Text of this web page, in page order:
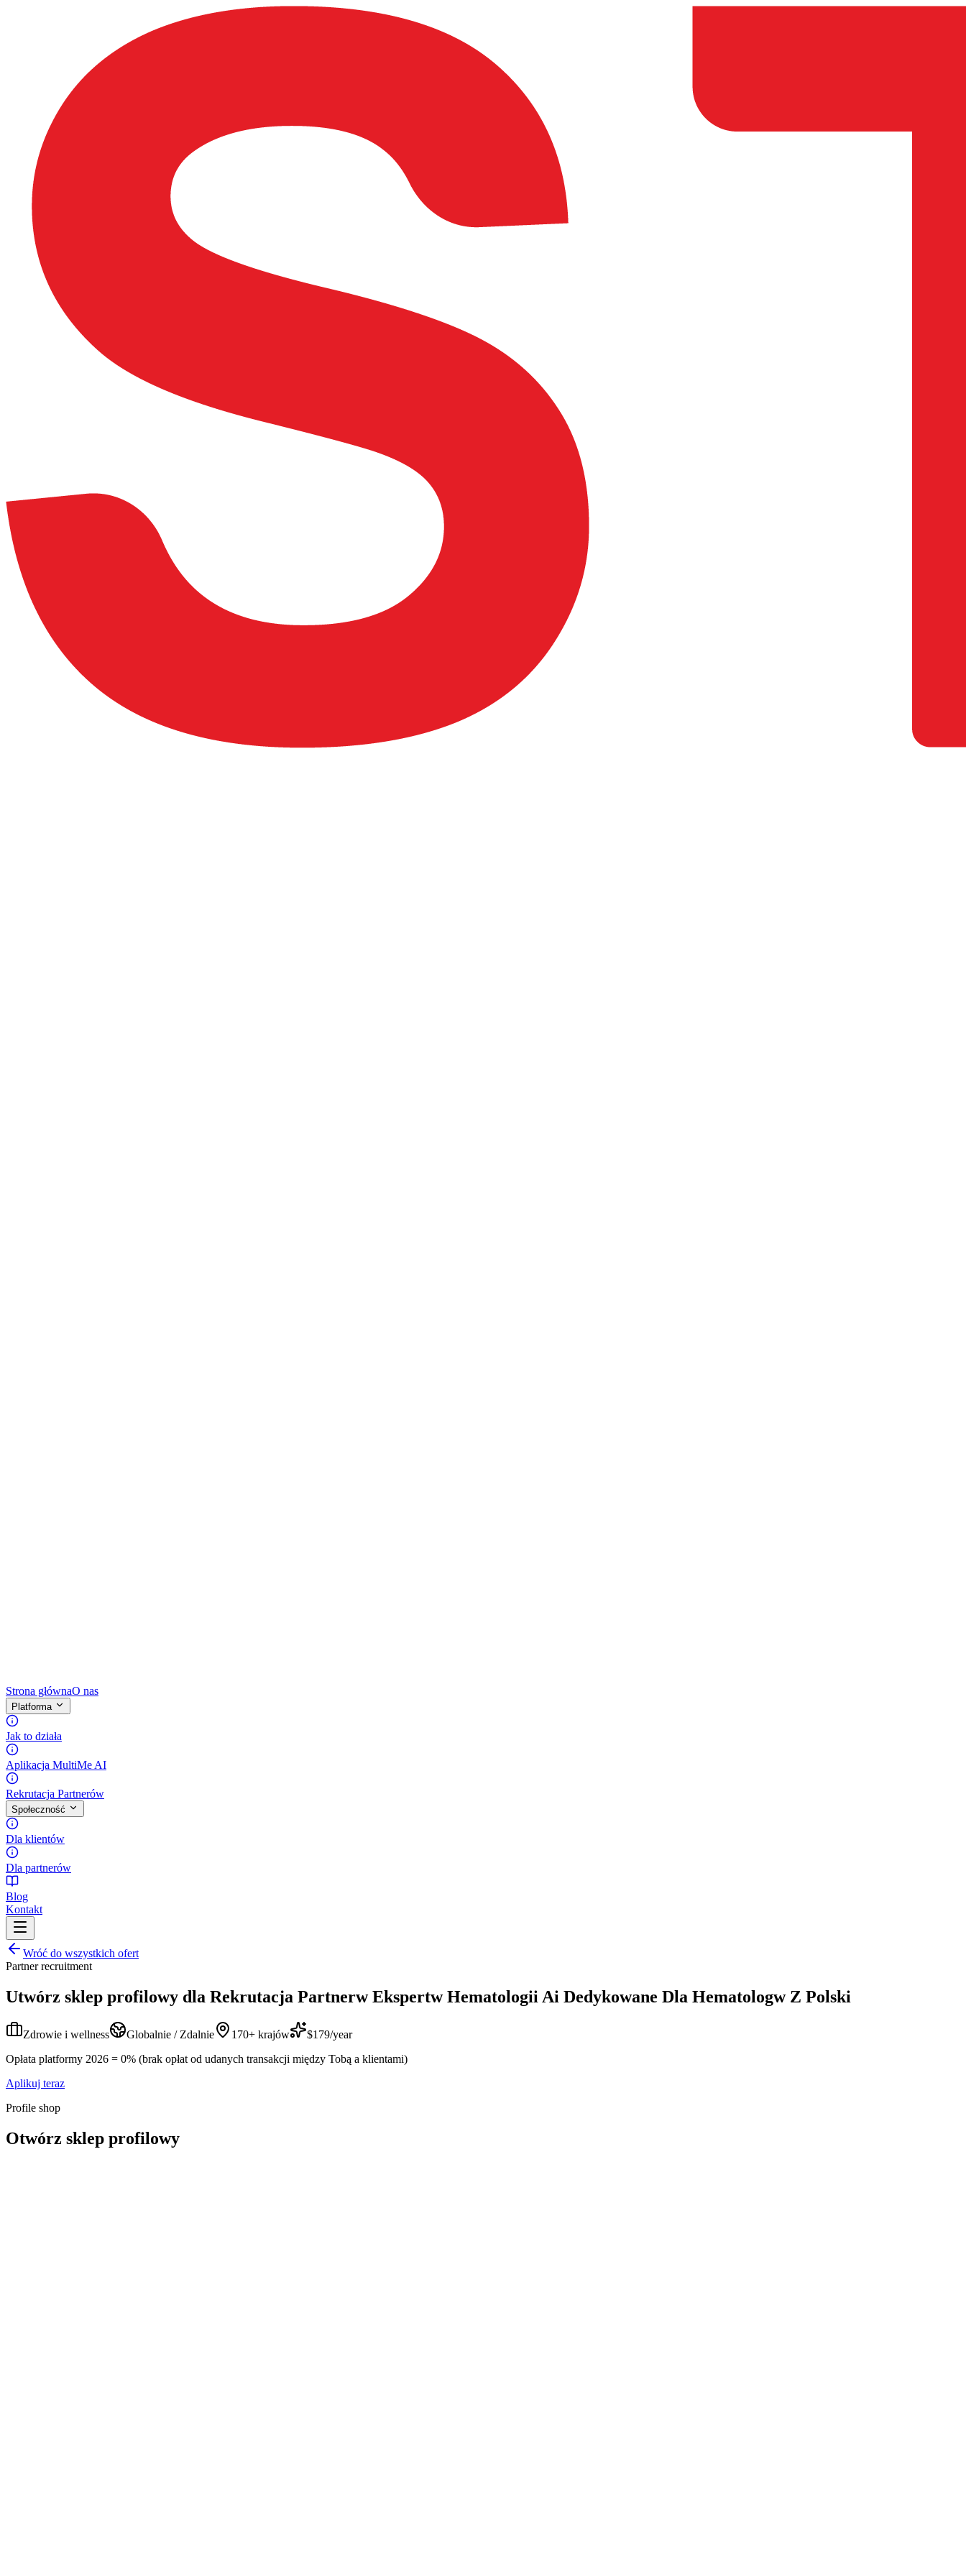
Strona głównaO nas
Platforma
Jak to działa
Aplikacja MultiMe AI
Rekrutacja Partnerów
Społeczność
Dla klientów
Dla partnerów
Blog
Kontakt
Wróć do wszystkich ofert
Partner recruitment
Utwórz sklep profilowy dla Rekrutacja Partnerw Ekspertw Hematologii Ai Dedykowane Dla Hematologw Z Polski
Zdrowie i wellness Globalnie / Zdalnie 170+ krajów
$179/year
Opłata platformy 2026 = 0% (brak opłat od udanych transakcji między Tobą a klientami)
Aplikuj teraz
Profile shop
Otwórz sklep profilowy